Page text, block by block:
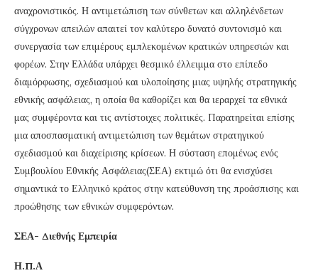
αναχρονιστικός. Η αντιμετώπιση των σύνθετων και αλληλένδετων
σύγχρονων απειλών απαιτεί τον καλύτερο δυνατό συντονισμό και
συνεργασία των επιμέρους εμπλεκομένων κρατικών υπηρεσιών και
φορέων. Στην Ελλάδα υπάρχει θεσμικό έλλειμμα στο επίπεδο
διαμόρφωσης, σχεδιασμού και υλοποίησης μιας υψηλής στρατηγικής
εθνικής ασφάλειας, η οποία θα καθορίζει και θα ιεραρχεί τα εθνικά
μας συμφέροντα και τις αντίστοιχες πολιτικές. Παρατηρείται επίσης
μια αποσπασματική αντιμετώπιση των θεμάτων στρατηγικού
σχεδιασμού και διαχείρισης κρίσεων. Η σύσταση επομένως ενός
Συμβουλίου Εθνικής Ασφάλειας(ΣΕΑ) εκτιμώ ότι θα ενισχύσει
σημαντικά το Ελληνικό κράτος στην κατεύθυνση της προάσπισης και
προώθησης των εθνικών συμφερόντων.
ΣΕΑ- Διεθνής Εμπειρία
Η.Π.Α